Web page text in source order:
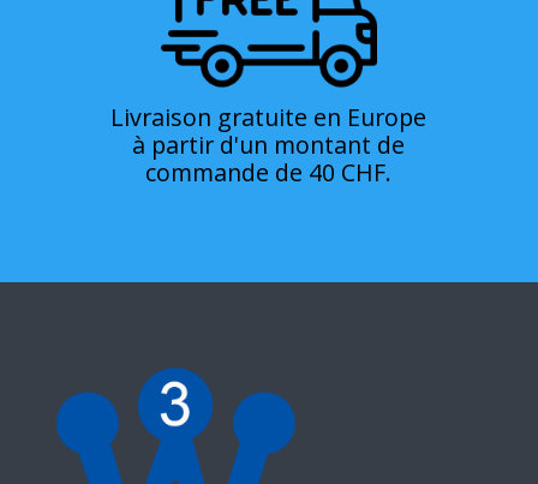
Livraison gratuite en Europe
à partir d'un montant de
commande de 40 CHF.